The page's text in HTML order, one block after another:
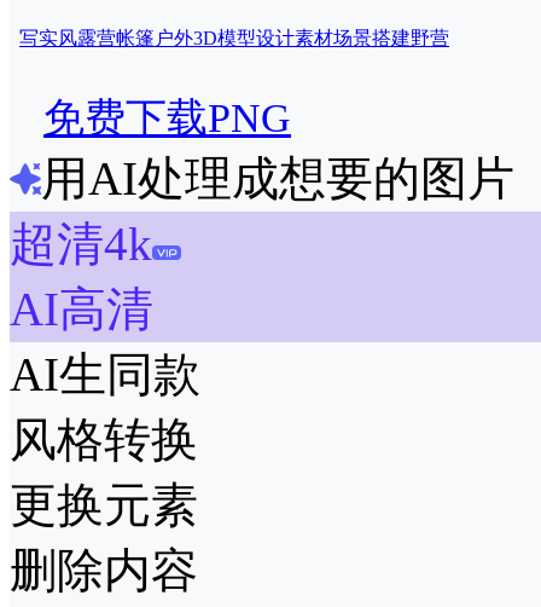
写实风露营帐篷 户外3D模型设计素材场景搭建野营
免费下载PNG
用AI处理成想要的图片
超清4k
AI高清
AI生同款
风格转换
更换元素
删除内容